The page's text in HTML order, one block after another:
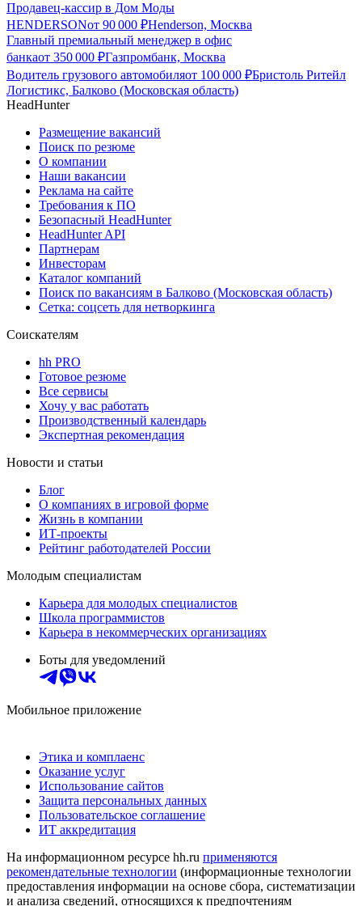
Продавец-кассир в Дом Моды
HENDERSONот 90 000 ₽Henderson, Москва
Главный премиальный менеджер в офис
банкаот 350 000 ₽Газпромбанк, Москва
Водитель грузового автомобиляот 100 000 ₽Бристоль Ритейл
Логистикс, Балково (Московская область)
HeadHunter
Размещение вакансий
Поиск по резюме
О компании
Наши вакансии
Реклама на сайте
Требования к ПО
Безопасный HeadHunter
HeadHunter API
Партнерам
Инвесторам
Каталог компаний
Поиск по вакансиям в Балково (Московская область)
Сетка: соцсеть для нетворкинга
Соискателям
hh PRO
Готовое резюме
Все сервисы
Хочу у вас работать
Производственный календарь
Экспертная рекомендация
Новости и статьи
Блог
О компаниях в игровой форме
Жизнь в компании
ИТ-проекты
Рейтинг работодателей России
Молодым специалистам
Карьера для молодых специалистов
Школа программистов
Карьера в некоммерческих организациях
Боты для уведомлений
Мобильное приложение
Этика и комплаенс
Оказание услуг
Использование сайтов
Защита персональных данных
Пользовательское соглашение
ИТ аккредитация
На информационном ресурсе hh.ru применяются
рекомендательные технологии (информационные технологии
предоставления информации на основе сбора, систематизации
и анализа сведений, относящихся к предпочтениям